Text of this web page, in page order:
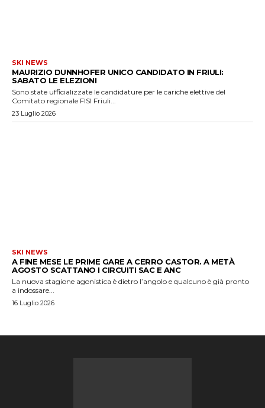
SKI NEWS
MAURIZIO DUNNHOFER UNICO CANDIDATO IN FRIULI:
SABATO LE ELEZIONI
Sono state ufficializzate le candidature per le cariche elettive del
Comitato regionale FISI Friuli...
23 Luglio 2026
SKI NEWS
A FINE MESE LE PRIME GARE A CERRO CASTOR. A METÀ
AGOSTO SCATTANO I CIRCUITI SAC E ANC
La nuova stagione agonistica è dietro l’angolo e qualcuno è già pronto
a indossare...
16 Luglio 2026